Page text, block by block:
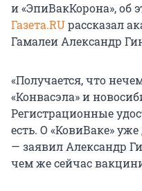
и «ЭпиВакКорона», об
Газета.RUрассказал
Гамалеи Александр
«Получается, что
«Конвасэла» и
Регистрационные
есть. О «КовиВаке»
— заявил Александр
чем же сейчас